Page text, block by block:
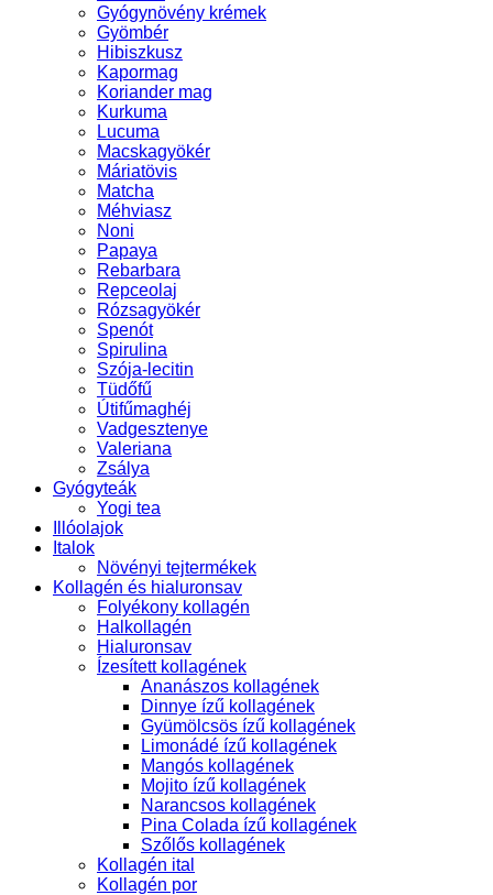
Gyógynövény krémek
Gyömbér
Hibiszkusz
Kapormag
Koriander mag
Kurkuma
Lucuma
Macskagyökér
Máriatövis
Matcha
Méhviasz
Noni
Papaya
Rebarbara
Repceolaj
Rózsagyökér
Spenót
Spirulina
Szója-lecitin
Tüdőfű
Útifűmaghéj
Vadgesztenye
Valeriana
Zsálya
Gyógyteák
Yogi tea
Illóolajok
Italok
Növényi tejtermékek
Kollagén és hialuronsav
Folyékony kollagén
Halkollagén
Hialuronsav
Ízesített kollagének
Ananászos kollagének
Dinnye ízű kollagének
Gyümölcsös ízű kollagének
Limonádé ízű kollagének
Mangós kollagének
Mojito ízű kollagének
Narancsos kollagének
Pina Colada ízű kollagének
Szőlős kollagének
Kollagén ital
Kollagén por